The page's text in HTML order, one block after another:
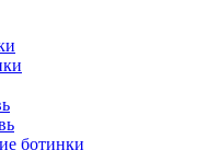
ботинки